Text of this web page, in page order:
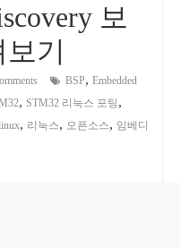
보
기
BSP, Embedded
, STM32 리눅스 포팅 ,
, 리눅스, 오픈소스, 임베디